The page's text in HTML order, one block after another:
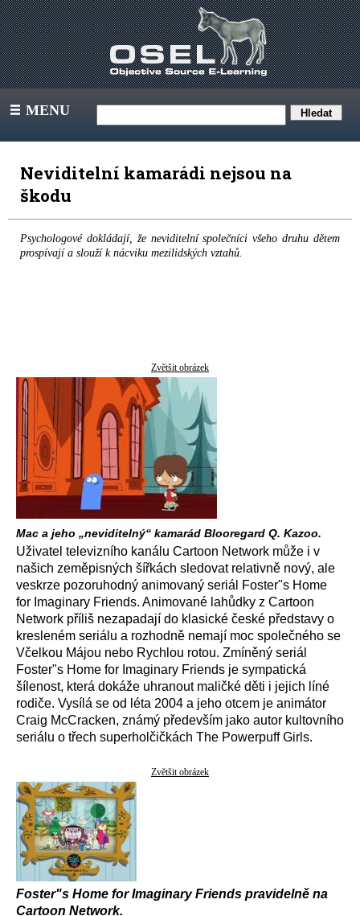
III MENU
Neviditelní kamarádi nejsou na
škodu
Psychologové dokládají, že neviditelní společníci všeho druhu dětem
prospívají a slouží k nácviku mezilidských vztahů.
Zvětšit obrázek
Mac a jeho „neviditelný“ kamarád Blooregard Q. Kazoo.
Uživatel televizního kanálu Cartoon Network může i v
našich zeměpisných šířkách sledovat relativně nový, ale
veskrze pozoruhodný animovaný seriál Foster"s Home
for Imaginary Friends. Animované lahůdky z Cartoon
Network příliš nezapadají do klasické české představy o
kresleném seriálu a rozhodně nemají moc společného se
Včelkou Májou nebo Rychlou rotou. Zmíněný seriál
Foster"s Home for Imaginary Friends je sympatická
šílenost, která dokáže uhranout maličké děti i jejich líné
rodiče. Vysílá se od léta 2004 a jeho otcem je animátor
Craig McCracken, známý především jako autor kultovního
seriálu o třech superholčičkách The Powerpuff Girls.
Zvětšit obrázek
Foster"s Home for Imaginary Friends pravidelně na
Cartoon Network.